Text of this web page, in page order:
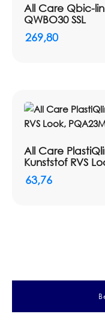
All Care Qbic-
QWBO30 SSL
269,80
All Care
Kunststof RVS
63,76